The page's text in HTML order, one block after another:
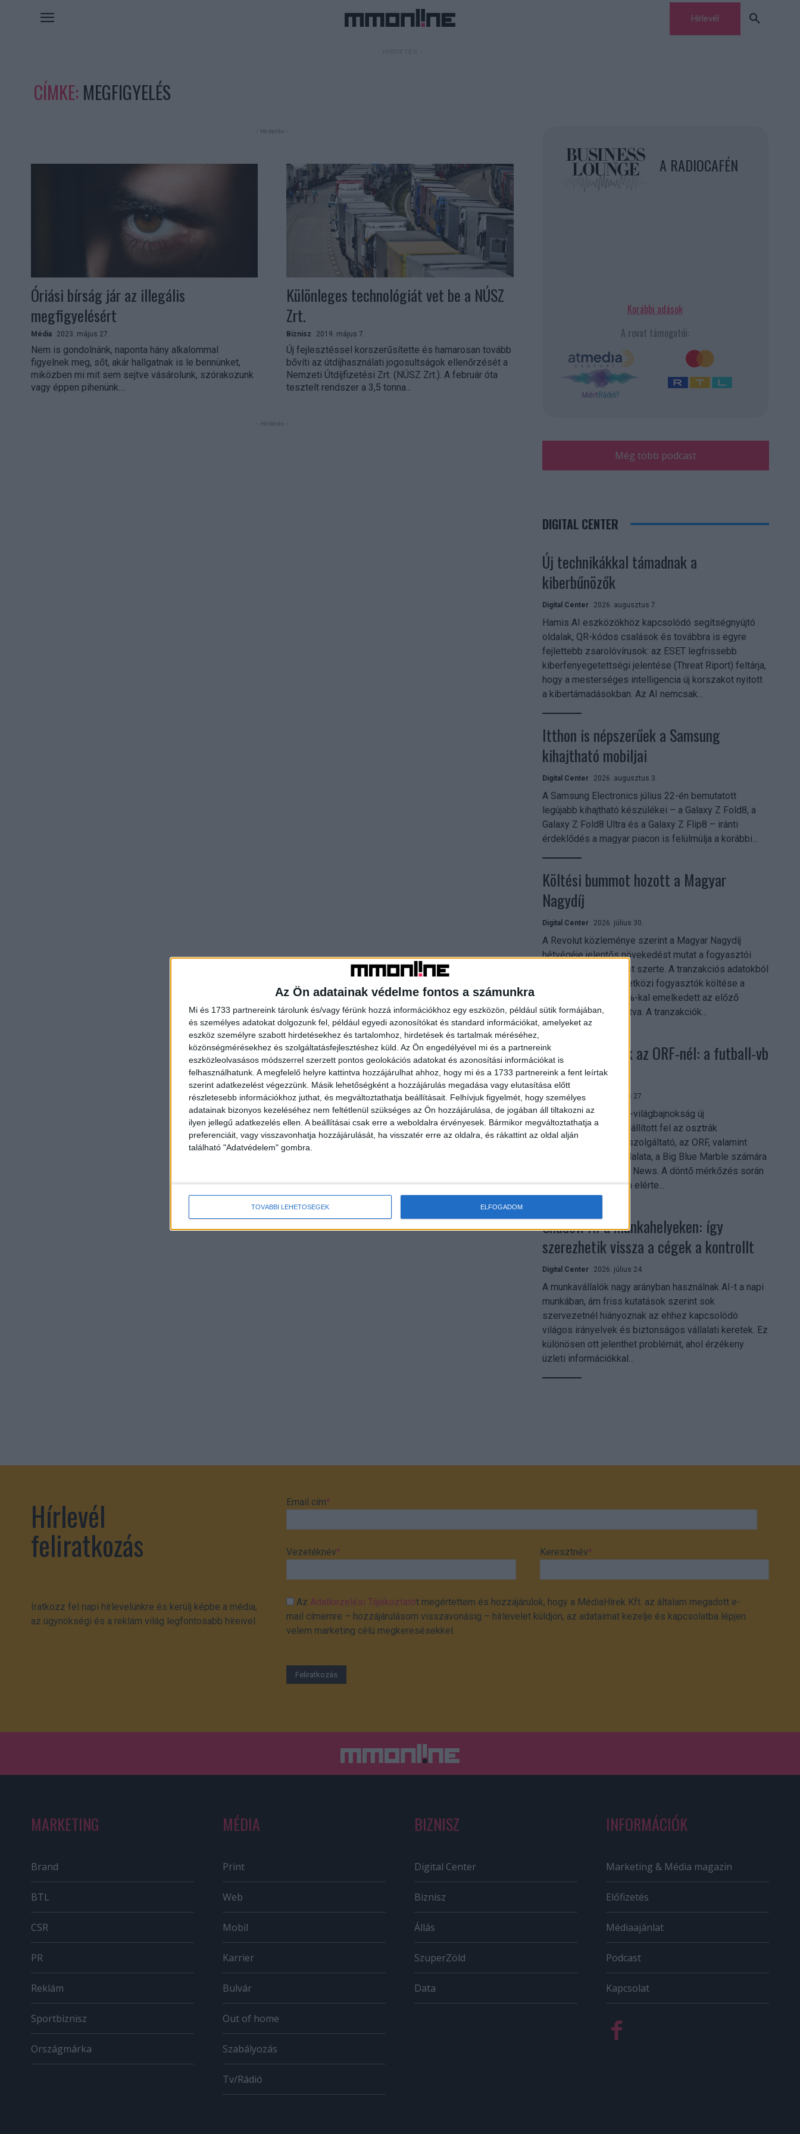
Az Ön adatainak védelme fontos a számunkra
Mi és 1733 partnereink tárolunk és/vagy férünk hozzá információkhoz egy eszközön, például sütik formájában,
és személyes adatokat dolgozunk fel, például egyedi azonosítókat és standard információkat, amelyeket az
eszköz személyre szabott hirdetésekhez és tartalomhoz, hirdetések és tartalmak méréséhez,
közönségmérésekhez és szolgáltatásfejlesztéshez küld. Az Ön engedélyével mi és a partnereink
eszközleolvasásos módszerrel szerzett pontos geolokációs adatokat és azonosítási információkat is
felhasználhatunk. A megfelelő helyre kattintva hozzájárulhat ahhoz, hogy mi és a 1733 partnereink a fent leírtak
szerint adatkezelést végezzünk. Másik lehetőségként a hozzájárulás megadása vagy elutasítása előtt
részletesebb információkhoz juthat, és megváltoztathatja beállításait. Felhívjuk figyelmét, hogy személyes
adatainak bizonyos kezeléséhez nem feltétlenül szükséges az Ön hozzájárulása, de jogában áll tiltakozni az
ilyen jellegű adatkezelés ellen. A beállításai csak erre a weboldalra érvényesek. Bármikor megváltoztathatja a
preferenciáit, vagy visszavonhatja hozzájárulását, ha visszatér erre az oldalra, és rákattint az oldal alján
található "Adatvédelem" gombra.
TOVÁBBI LEHETŐSÉGEK ELFOGADOM
Hírlevél
CÍMKE: MEGFIGYELÉS
- Hirdetés -
Óriási bírság jár az illegális
megfigyelésért
Média 2023. május 27.
Nem is gondolnánk, naponta hány alkalommal
figyelnek meg, sőt, akár hallgatnak is le bennünket,
miközben mi mit sem sejtve vásárolunk, szórakozunk
vagy éppen pihenünk....
Különleges technológiát vet be a NÚSZ
Zrt.
Biznisz 2019. május 7.
Új fejlesztéssel korszerűsítette és hamarosan tovább
bővíti az útdíjhasználati jogosultságok ellenőrzését a
Nemzeti Útdíjfizetési Zrt. (NÚSZ Zrt.). A február óta
tesztelt rendszer a 3,5 tonna...
- Hirdetés -
A RADIOCAFÉN
Korábbi adások
A rovat támogatói:
Még több podcast
DIGITAL CENTER
Új technikákkal támadnak a
kiberbűnözők
Digital Center 2026. augusztus 7.
Hamis AI eszközökhöz kapcsolódó segítségnyújtó
oldalak, QR-kódos csalások és továbbra is egyre
fejlettebb zsarolóvírusok: az ESET legfrissebb
kiberfenyegetettségi jelentése (Threat Riport) feltárja,
hogy a mesterséges intelligencia új korszakot nyitott
a kibertámadásokban. Az AI nemcsak...
Itthon is népszerűek a Samsung
kihajtható mobiljai
Digital Center 2026. augusztus 3.
A Samsung Electronics július 22-én bemutatott
legújabb kihajtható készülékei – a Galaxy Z Fold8, a
Galaxy Z Fold8 Ultra és a Galaxy Z Flip8 – iránti
érdeklődés a magyar piacon is felülmúlja a korábbi...
Költési bummot hozott a Magyar
Nagydíj
Digital Center 2026. július 30.
A Revolut közleménye szerint a Magyar Nagydíj
hétvégéje jelentős növekedést mutat a fogyasztói
aktivitásban Budapest szerte. A tranzakciós adatokból
kiderül, hogy a nemzetközi fogyasztók költése a
versenyhétvégén 26%-kal emelkedett az előző
hétvégéhez viszonyítva. A tranzakciók...
Rekordok dőltek az ORF-nél: a futball-vb
mindent vitt
Digital Center 2026. július 27.
A 2026-os labdarúgó-világbajnokság új
streamingrekordokat állított fel az osztrák
közszolgálati műsorszolgáltató, az ORF, valamint
technológiai leányvállalata, a Big Blue Marble számára
– írja a Broadband TV News. A döntő mérkőzés során
az átlagos nézőszám elérte...
Shadow AI a munkahelyeken: így
szerezhetik vissza a cégek a kontrollt
Digital Center 2026. július 24.
A munkavállalók nagy arányban használnak AI-t a napi
munkában, ám friss kutatások szerint sok
szervezetnél hiányoznak az ehhez kapcsolódó
világos irányelvek és biztonságos vállalati keretek. Ez
különösen ott jelenthet problémát, ahol érzékeny
üzleti információkkal...
Hírlevél
feliratkozás
Iratkozz fel napi hírlevelünkre és kerülj képbe a média,
az ügynökségi és a reklám világ legfontosabb híreivel.
Email cím*
Vezetéknév* Keresztnév*
AzAdatkezelési Tájékoztatót megértettem és hozzájárulok, hogy a MédiaHírek Kft. az általam megadott e-
mail címemre – hozzájárulásom visszavonásig – hírlevelet küldjön, az adataimat kezelje és kapcsolatba lépjen
velem marketing célú megkeresésekkel.
MARKETING
Brand
BTL
CSR
PR
Reklám
Sportbiznisz
Országmárka
MÉDIA
Print
Web
Mobil
Karrier
Bulvár
Out of home
Szabályozás
Tv/Rádió
BIZNISZ
Digital Center
Biznisz
Állás
SzuperZöld
Data
INFORMÁCIÓK
Marketing & Média magazin
Előfizetés
Médiaajánlat
Podcast
Kapcsolat